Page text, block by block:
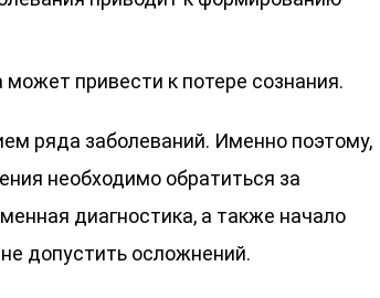
привести к потере сознания.
ряда заболеваний. Именно поэтому,
необходимо обратиться за
диагностика, а также начало
допустить осложнений.